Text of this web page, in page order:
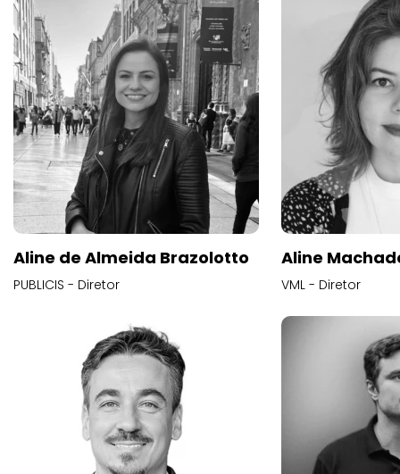
Aline de Almeida Brazolotto
PUBLICIS - Diretor
Aline
VML - Diretor